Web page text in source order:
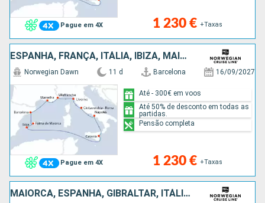
Pague em 4X 1 230 € +Taxas
ESPANHA, FRANÇA, ITÁLIA, IBIZA, MAIORCA
Pague em 4X
Norwegian Dawn 11 d Barcelona 16/09/2027
1 230 € +Taxas
Até - 300€ em voos
Até 50% de desconto em todas as
partidas.
Pensão completa
MAIORCA, ESPANHA, GIBRALTAR, ITÁLIA, FRANÇA